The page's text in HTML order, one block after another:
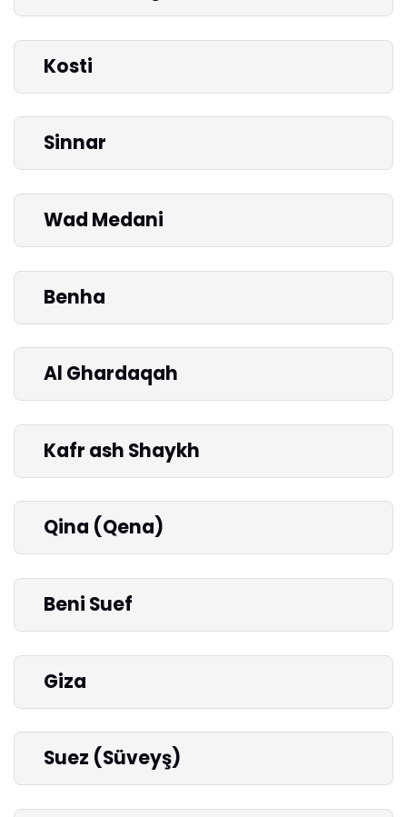
Kosti
Sinnar
Wad Medani
Benha
Al Ghardaqah
Kafr ash Shaykh
Qina (Qena)
Beni Suef
Giza
Suez (Süveyş)